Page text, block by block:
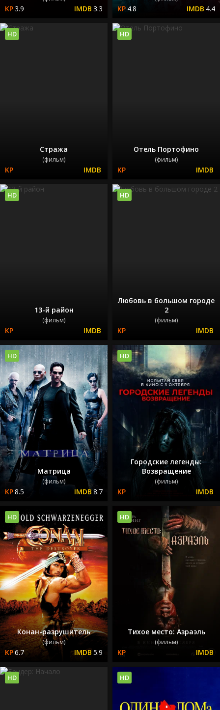
3.9 3.3 4.8 4.4
Стража
(фильм)
HD
Отель Портофино
(фильм)
HD
13-й район
(фильм)
HD
Любовь в большом городе
2
(фильм)
HD
Матрица
(фильм)
8.5 8.7
HD
Городские легенды:
Возвращение
(фильм)
HD
Конан-разрушитель
(фильм)
6.7 5.9
HD
Тихое место: Азраэль
(фильм)
HD
HD HD